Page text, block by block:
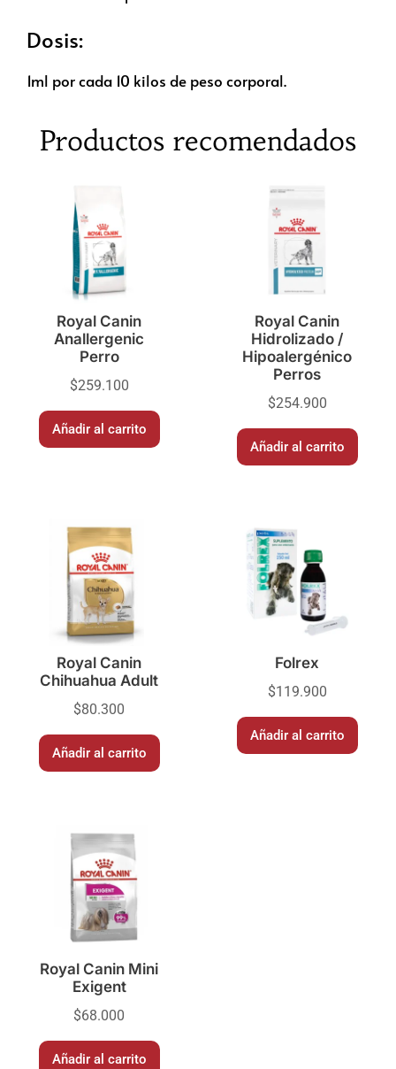
Dosis:
1ml por cada 10 kilos de peso corporal.
Productos recomendados
Royal Canin
Anallergenic
Perro
$259.100
Añadir al carrito
Royal Canin
Hidrolizado /
Hipoalergénico
Perros
$254.900
Añadir al carrito
Royal Canin
Chihuahua Adult
$80.300
Añadir al carrito
Folrex
$119.900
Añadir al carrito
Royal Canin Mini
Exigent
$68.000
Añadir al carrito